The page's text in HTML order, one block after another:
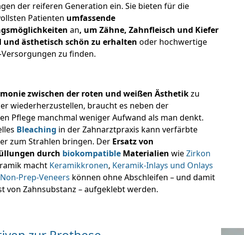
der reiferen Generation ein. Sie bieten für die
Patienten umfassende
an, um Zähne, Zahnfleisch und Kiefer
ästhetisch schön zu erhalten oder hochwertige
zu finden.
zwischen der roten und weißen Ästhetikzu
wiederherzustellen, braucht es neben der
Pflege manchmal weniger Aufwand als man denkt.
Bleaching in der Zahnarztpraxis kann verfärbte
zum Strahlen bringen. Der Ersatz von
durch biokompatible Materialien wieZirkon
macht Keramikkronen, Keramik-Inlays und Onlays
Non-Prep-Veneers können ohne Abschleifen – und damit
von Zahnsubstanz – aufgeklebt werden.